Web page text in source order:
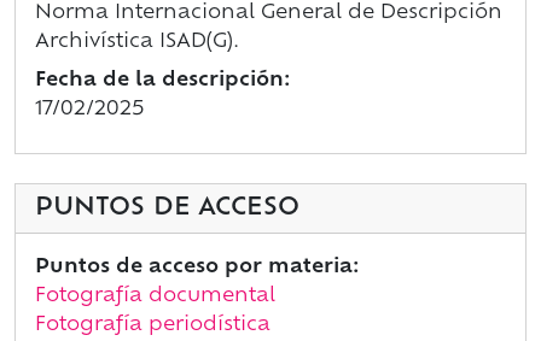
Norma Internacional General de Descripción
Archivística ISAD(G).
Fecha de la descripción:
17/02/2025
PUNTOS DE ACCESO
Puntos de acceso por materia:
Fotografía documental
Fotografía periodística